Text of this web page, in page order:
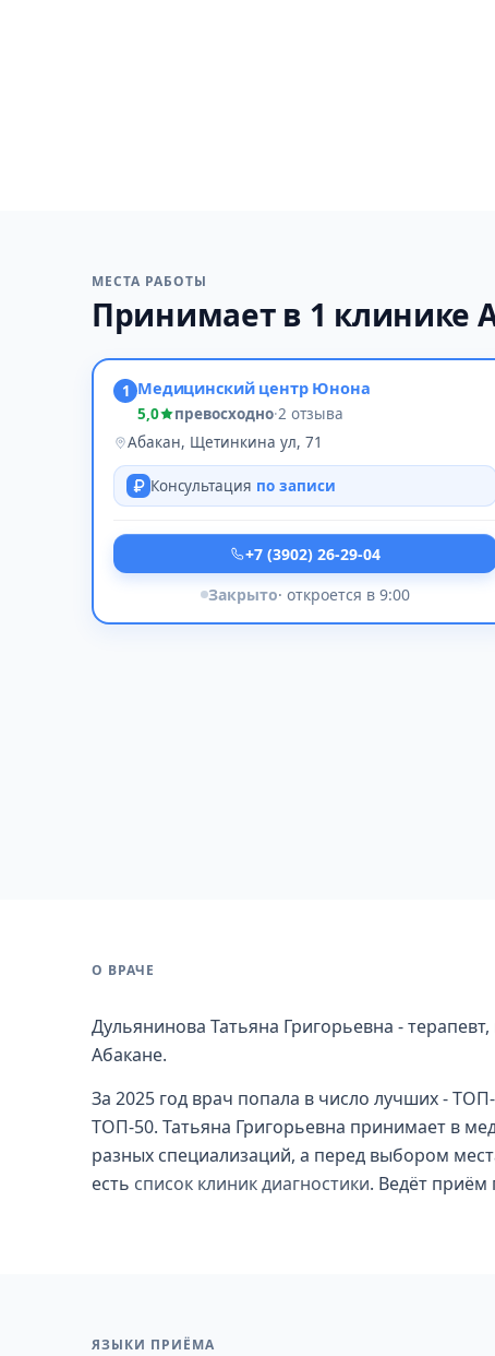
МЕСТА РАБОТЫ
Принимает в 1 клинике
1 Медицинский центр Юнона
5,0 превосходно·2 отзыва
Абакан, Щетинкина ул, 71
Консультация по записи
+7 (3902) 26-29-04
Закрыто· откроется в 9:00
О ВРАЧЕ
Дульянинова Татьяна Григорьевна -
Абакане.
За 2025 год врач попала в число лучших -
ТОП-50. Татьяна Григорьевна принимает в
разных специализаций, а перед выбором
есть список клиник диагностики. Ведёт приём
ЯЗЫКИ ПРИЁМА